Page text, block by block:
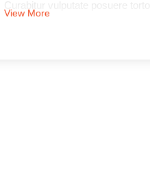
Curabitur vulputate posuere
View More